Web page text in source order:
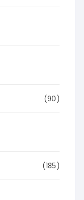
(90)
(185)